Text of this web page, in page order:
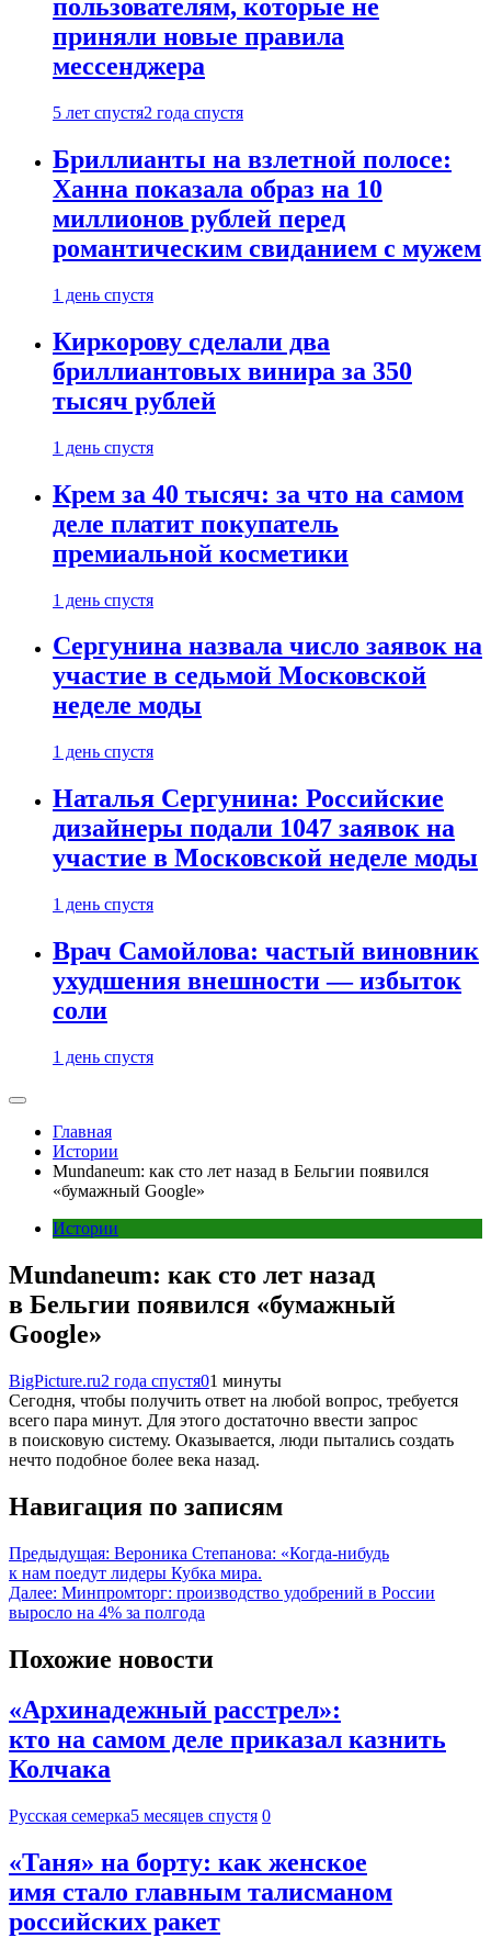
пользователям, которые не
приняли новые правила
мессенджера
5 лет спустя2 года спустя
Бриллианты на взлетной полосе:
Ханна показала образ на 10
миллионов рублей перед
романтическим свиданием с мужем
1 день спустя
Киркорову сделали два
бриллиантовых винира за 350
тысяч рублей
1 день спустя
Крем за 40 тысяч: за что на самом
деле платит покупатель
премиальной косметики
1 день спустя
Сергунина назвала число заявок на
участие в седьмой Московской
неделе моды
1 день спустя
Наталья Сергунина: Российские
дизайнеры подали 1047 заявок на
участие в Московской неделе моды
1 день спустя
Врач Самойлова: частый виновник
ухудшения внешности — избыток
соли
1 день спустя
Главная
Истории
Mundaneum: как сто лет назад в Бельгии появился
«бумажный Google»
Истории
Mundaneum: как сто лет назад
в Бельгии появился «бумажный
Google»
BigPicture.ru2 года спустя01 минуты
Сегодня, чтобы получить ответ на любой вопрос, требуется
всего пара минут. Для этого достаточно ввести запрос
в поисковую систему. Оказывается, люди пытались создать
нечто подобное более века назад.
Навигация по записям
Предыдущая: Вероника Степанова: «Когда-нибудь
к нам поедут лидеры Кубка мира.
Далее: Минпромторг: производство удобрений в России
выросло на 4% за полгода
Похожие новости
«Архинадежный расстрел»:
кто на самом деле приказал казнить
Колчака
Русская семерка5 месяцев спустя 0
«Таня» на борту: как женское
имя стало главным талисманом
российских ракет